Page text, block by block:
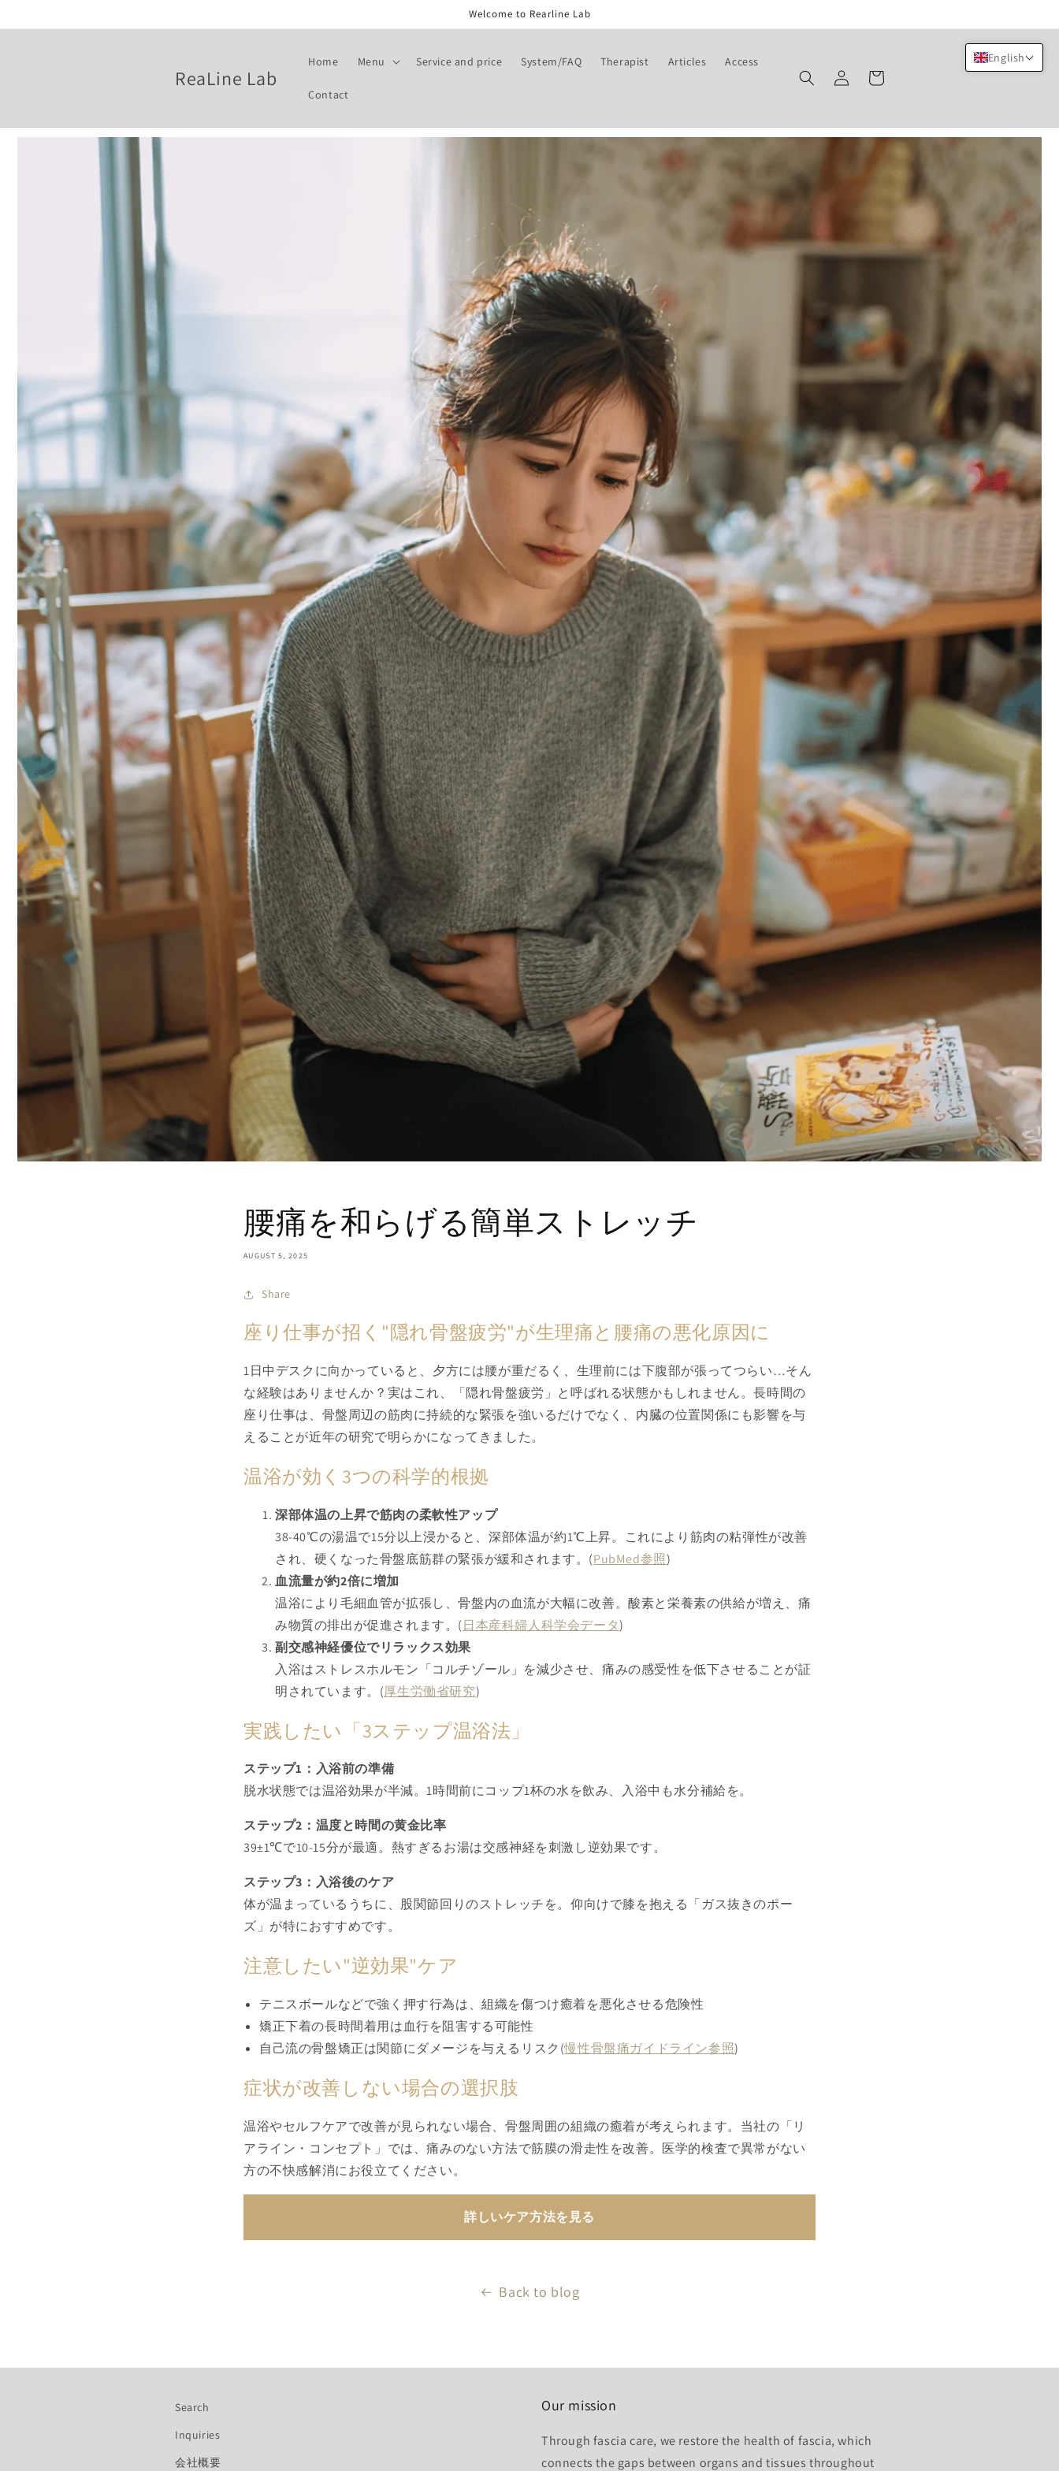
Welcome to Rearline Lab
ReaLine Lab
Home Menu Service and price System/FAQ Therapist Articles Access
Contact
Log
in
Cart
腰痛を和らげる簡単ストレッチ
AUGUST 5, 2025
Share
座り仕事が招く"隠れ骨盤疲労"が生理痛と腰痛の悪化原因に
1日中デスクに向かっていると、夕方には腰が重だるく、生理前には下腹部が張ってつらい…そん
な経験はありませんか？実はこれ、「隠れ骨盤疲労」と呼ばれる状態かもしれません。長時間の
座り仕事は、骨盤周辺の筋肉に持続的な緊張を強いるだけでなく、内臓の位置関係にも影響を与
えることが近年の研究で明らかになってきました。
温浴が効く3つの科学的根拠
深部体温の上昇で筋肉の柔軟性アップ
38-40℃の湯温で15分以上浸かると、深部体温が約1℃上昇。これにより筋肉の粘弾性が改善
され、硬くなった骨盤底筋群の緊張が緩和されます。(PubMed参照)
血流量が約2倍に増加
温浴により毛細血管が拡張し、骨盤内の血流が大幅に改善。酸素と栄養素の供給が増え、痛
み物質の排出が促進されます。(日本産科婦人科学会データ)
副交感神経優位でリラックス効果
入浴はストレスホルモン「コルチゾール」を減少させ、痛みの感受性を低下させることが証
明されています。(厚生労働省研究)
実践したい「3ステップ温浴法」
ステップ1：入浴前の準備
脱水状態では温浴効果が半減。1時間前にコップ1杯の水を飲み、入浴中も水分補給を。
ステップ2：温度と時間の黄金比率
39±1℃で10-15分が最適。熱すぎるお湯は交感神経を刺激し逆効果です。
ステップ3：入浴後のケア
体が温まっているうちに、股関節回りのストレッチを。仰向けで膝を抱える「ガス抜きのポー
ズ」が特におすすめです。
注意したい"逆効果"ケア
テニスボールなどで強く押す行為は、組織を傷つけ癒着を悪化させる危険性
矯正下着の長時間着用は血行を阻害する可能性
自己流の骨盤矯正は関節にダメージを与えるリスク(慢性骨盤痛ガイドライン参照)
症状が改善しない場合の選択肢
温浴やセルフケアで改善が見られない場合、骨盤周囲の組織の癒着が考えられます。当社の「リ
アライン・コンセプト」では、痛みのない方法で筋膜の滑走性を改善。医学的検査で異常がない
方の不快感解消にお役立てください。
詳しいケア方法を見る
Back to blog
Search
Inquiries
会社概要
Our mission
Through fascia care, we restore the health of fascia, which
connects the gaps between organs and tissues throughout
English